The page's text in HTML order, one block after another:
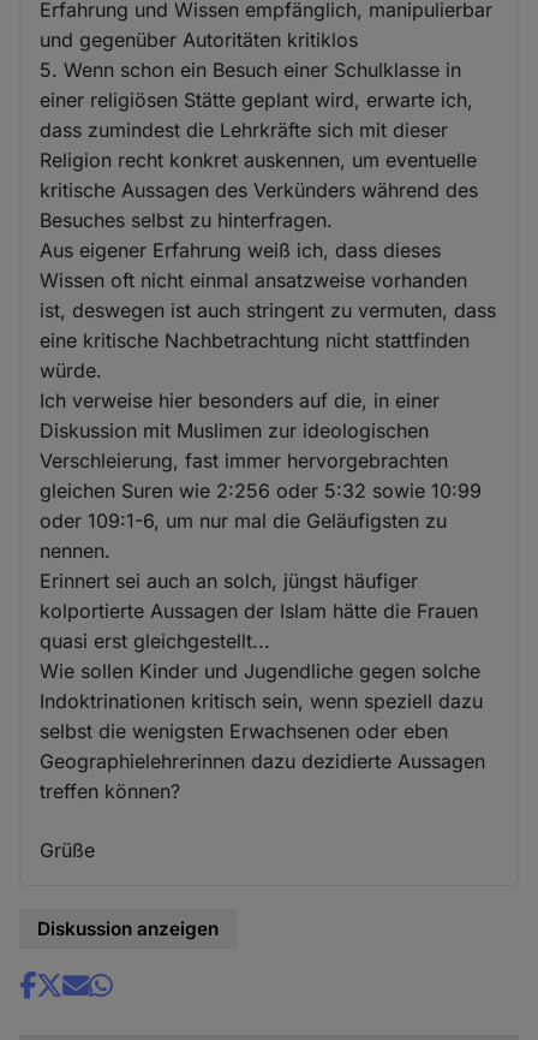
Erfahrung und Wissen empfänglich, manipulierbar
und gegenüber Autoritäten kritiklos
5. Wenn schon ein Besuch einer Schulklasse in
einer religiösen Stätte geplant wird, erwarte ich,
dass zumindest die Lehrkräfte sich mit dieser
Religion recht konkret auskennen, um eventuelle
kritische Aussagen des Verkünders während des
Besuches selbst zu hinterfragen.
Aus eigener Erfahrung weiß ich, dass dieses
Wissen oft nicht einmal ansatzweise vorhanden
ist, deswegen ist auch stringent zu vermuten, dass
eine kritische Nachbetrachtung nicht stattfinden
würde.
Ich verweise hier besonders auf die, in einer
Diskussion mit Muslimen zur ideologischen
Verschleierung, fast immer hervorgebrachten
gleichen Suren wie 2:256 oder 5:32 sowie 10:99
oder 109:1-6, um nur mal die Geläufigsten zu
nennen.
Erinnert sei auch an solch, jüngst häufiger
kolportierte Aussagen der Islam hätte die Frauen
quasi erst gleichgestellt...
Wie sollen Kinder und Jugendliche gegen solche
Indoktrinationen kritisch sein, wenn speziell dazu
selbst die wenigsten Erwachsenen oder eben
Geographielehrerinnen dazu dezidierte Aussagen
treffen können?
Grüße
Diskussion anzeigen
Share